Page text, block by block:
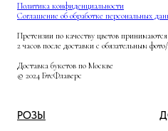
Политика конфиденциальности
Соглашение об обработке персональных
Претензии по качеству цветов принимаются
2 часов после доставки с обязательным
Доставка букетов по Москве
© 2024 БтсФлаверс
РОЗЫ